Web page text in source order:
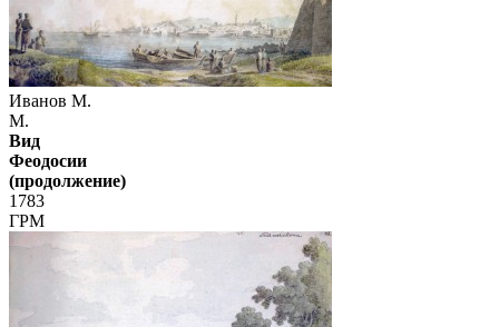
Иванов М.
М.
Вид
Феодосии
(продолжение)
1783
ГРМ